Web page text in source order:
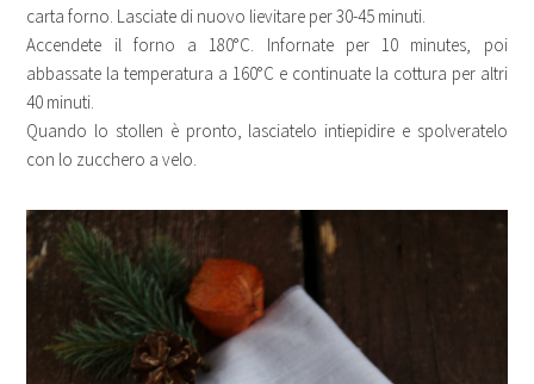
carta forno. Lasciate di nuovo lievitare per 30-45 minuti.
Accendete il forno a 180°C. Infornate per 10 minutes, poi
abbassate la temperatura a 160°C e continuate la cottura per altri
40 minuti.
Quando lo stollen è pronto, lasciatelo intiepidire e spolveratelo
con lo zucchero a velo.